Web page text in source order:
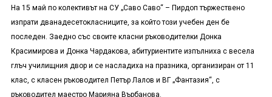
На 15 май по колективът на СУ „Саво Саво“ – Пирдоп тържествено
изпрати дванадесетокласниците, за който този учебен ден бе
последен. Заедно със своите класни ръководителки Донка
Красимирова и Донка Чардакова, абитуриентите изпълниха с весела
глъч училищния двор и се насладиха на празника, организиран от 11
клас, с класен ръководител Петър Лалов и ВГ „Фантазия“, с
ръководител маестро Марияна Върбанова.